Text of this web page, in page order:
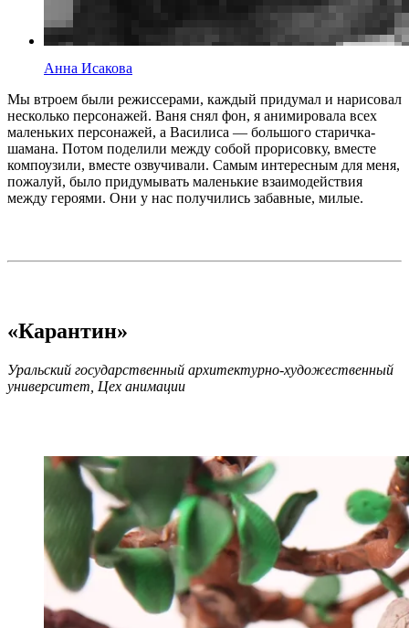
Анна Исакова
Мы втроем были режиссерами, каждый придумал и нарисовал
несколько персонажей. Ваня снял фон, я анимировала всех
маленьких персонажей, а Василиса — большого старичка-
шамана. Потом поделили между собой прорисовку, вместе
компоузили, вместе озвучивали. Самым интересным для меня,
пожалуй, было придумывать маленькие взаимодействия
между героями. Они у нас получились забавные, милые.
«Карантин»
Уральский государственный архитектурно-художественный
университет, Цех анимации